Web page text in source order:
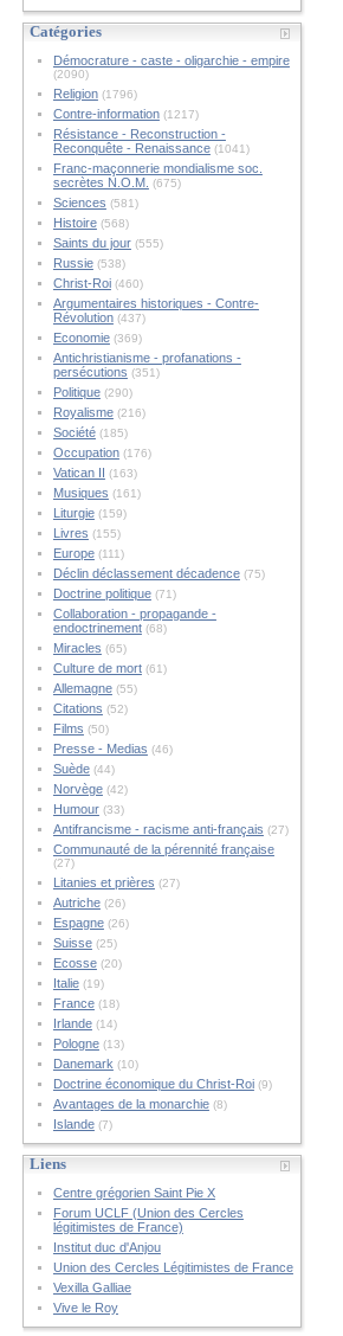
Catégories
Démocrature - caste - oligarchie - empire
(2090)
Religion(1796)
Contre-information(1217)
Résistance - Reconstruction -
Reconquête - Renaissance(1041)
Franc-maçonnerie mondialisme soc.
secrètes N.O.M. (675)
Sciences (581)
Histoire(568)
Saints du jour(555)
Russie(538)
Christ-Roi(460)
Argumentaires historiques - Contre-
Révolution(437)
Economie(369)
Antichristianisme - profanations -
persécutions (351)
Politique(290)
Royalisme(216)
Société(185)
Occupation(176)
Vatican II (163)
Musiques (161)
Liturgie(159)
Livres (155)
Europe(111)
Déclin déclassement décadence(75)
Doctrine politique(71)
Collaboration - propagande -
endoctrinement(68)
Miracles (65)
Culture de mort(61)
Allemagne(55)
Citations (52)
Films (50)
Presse - Medias (46)
Suède(44)
Norvège(42)
Humour(33)
Antifrancisme - racisme anti-français (27)
Communauté de la pérennité française
(27)
Litanies et prières (27)
Autriche(26)
Espagne(26)
Suisse(25)
Ecosse(20)
Italie(19)
France(18)
Irlande(14)
Pologne(13)
Danemark (10)
Doctrine économique du Christ-Roi(9)
Avantages de la monarchie(8)
Islande(7)
Liens
Centre grégorien Saint Pie X
Forum UCLF (Union des Cercles
légitimistes de France)
Institut duc d'Anjou
Union des Cercles Légitimistes de France
Vexilla Galliae
Vive le Roy